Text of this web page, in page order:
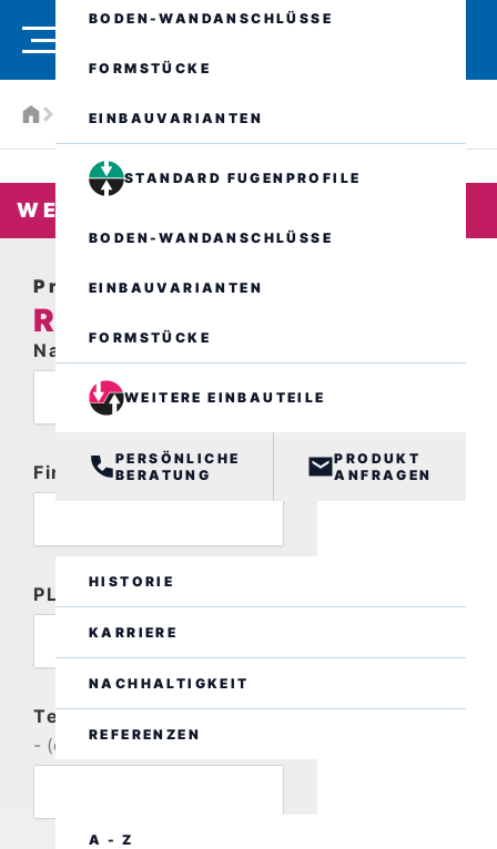
BODEN-WANDANSCHLÜSSE
FORMSTÜCKE
EINBAUVARIANTEN
STANDARD FUGENPROFILE
BODEN-WANDANSCHLÜSSE
EINBAUVARIANTEN
FORMSTÜCKE
WEITERE EINBAUTEILE
PERSÖNLICHE
BERATUNG
PRODUKT
ANFRAGEN
HISTORIE
KARRIERE
NACHHALTIGKEIT
REFERENZEN
A - Z
Produkte Weitere Einbauteile
WEITERE EINBAUTEILE
Produktanfrage
RDF.. WD
Name
Firma
PLZ
Telefonnummer
- (optional)